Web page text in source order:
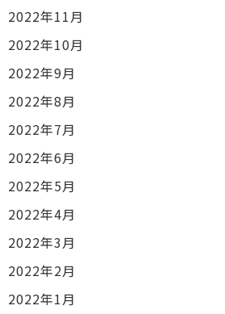
2022年11月
2022年10月
2022年9月
2022年8月
2022年7月
2022年6月
2022年5月
2022年4月
2022年3月
2022年2月
2022年1月